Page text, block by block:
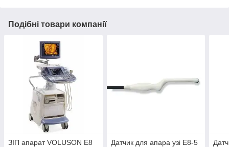
Подібні товари компанії
ЗІП апарат VOLUSON E8
Датчик для апара узі E8-5